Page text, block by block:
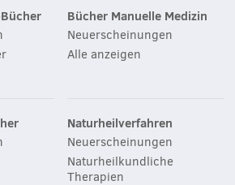
Bücher Manuelle Medizin
Neuerscheinungen
Alle anzeigen
Naturheilverfahren
Neuerscheinungen
Naturheilkundliche
Therapien